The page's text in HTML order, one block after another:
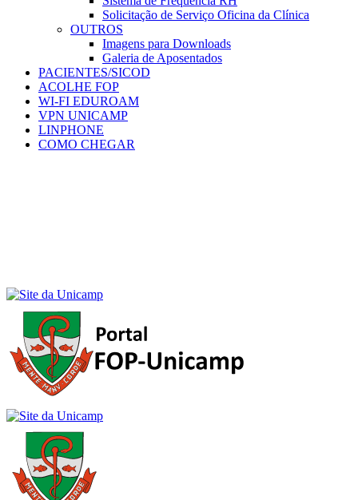
Solicitação de Serviço Oficina da Clínica
OUTROS
Imagens para Downloads
Galeria de Aposentados
PACIENTES/SICOD
ACOLHE FOP
WI-FI EDUROAM
VPN UNICAMP
LINPHONE
COMO CHEGAR